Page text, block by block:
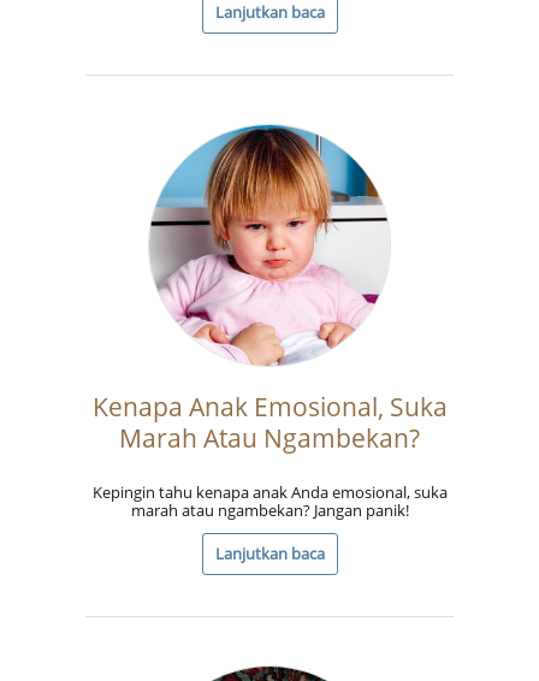
Lanjutkan baca
Kenapa Anak Emosional, Suka
Marah Atau Ngambekan?
Kepingin tahu kenapa anak Anda emosional, suka
marah atau ngambekan? Jangan panik!
Lanjutkan baca